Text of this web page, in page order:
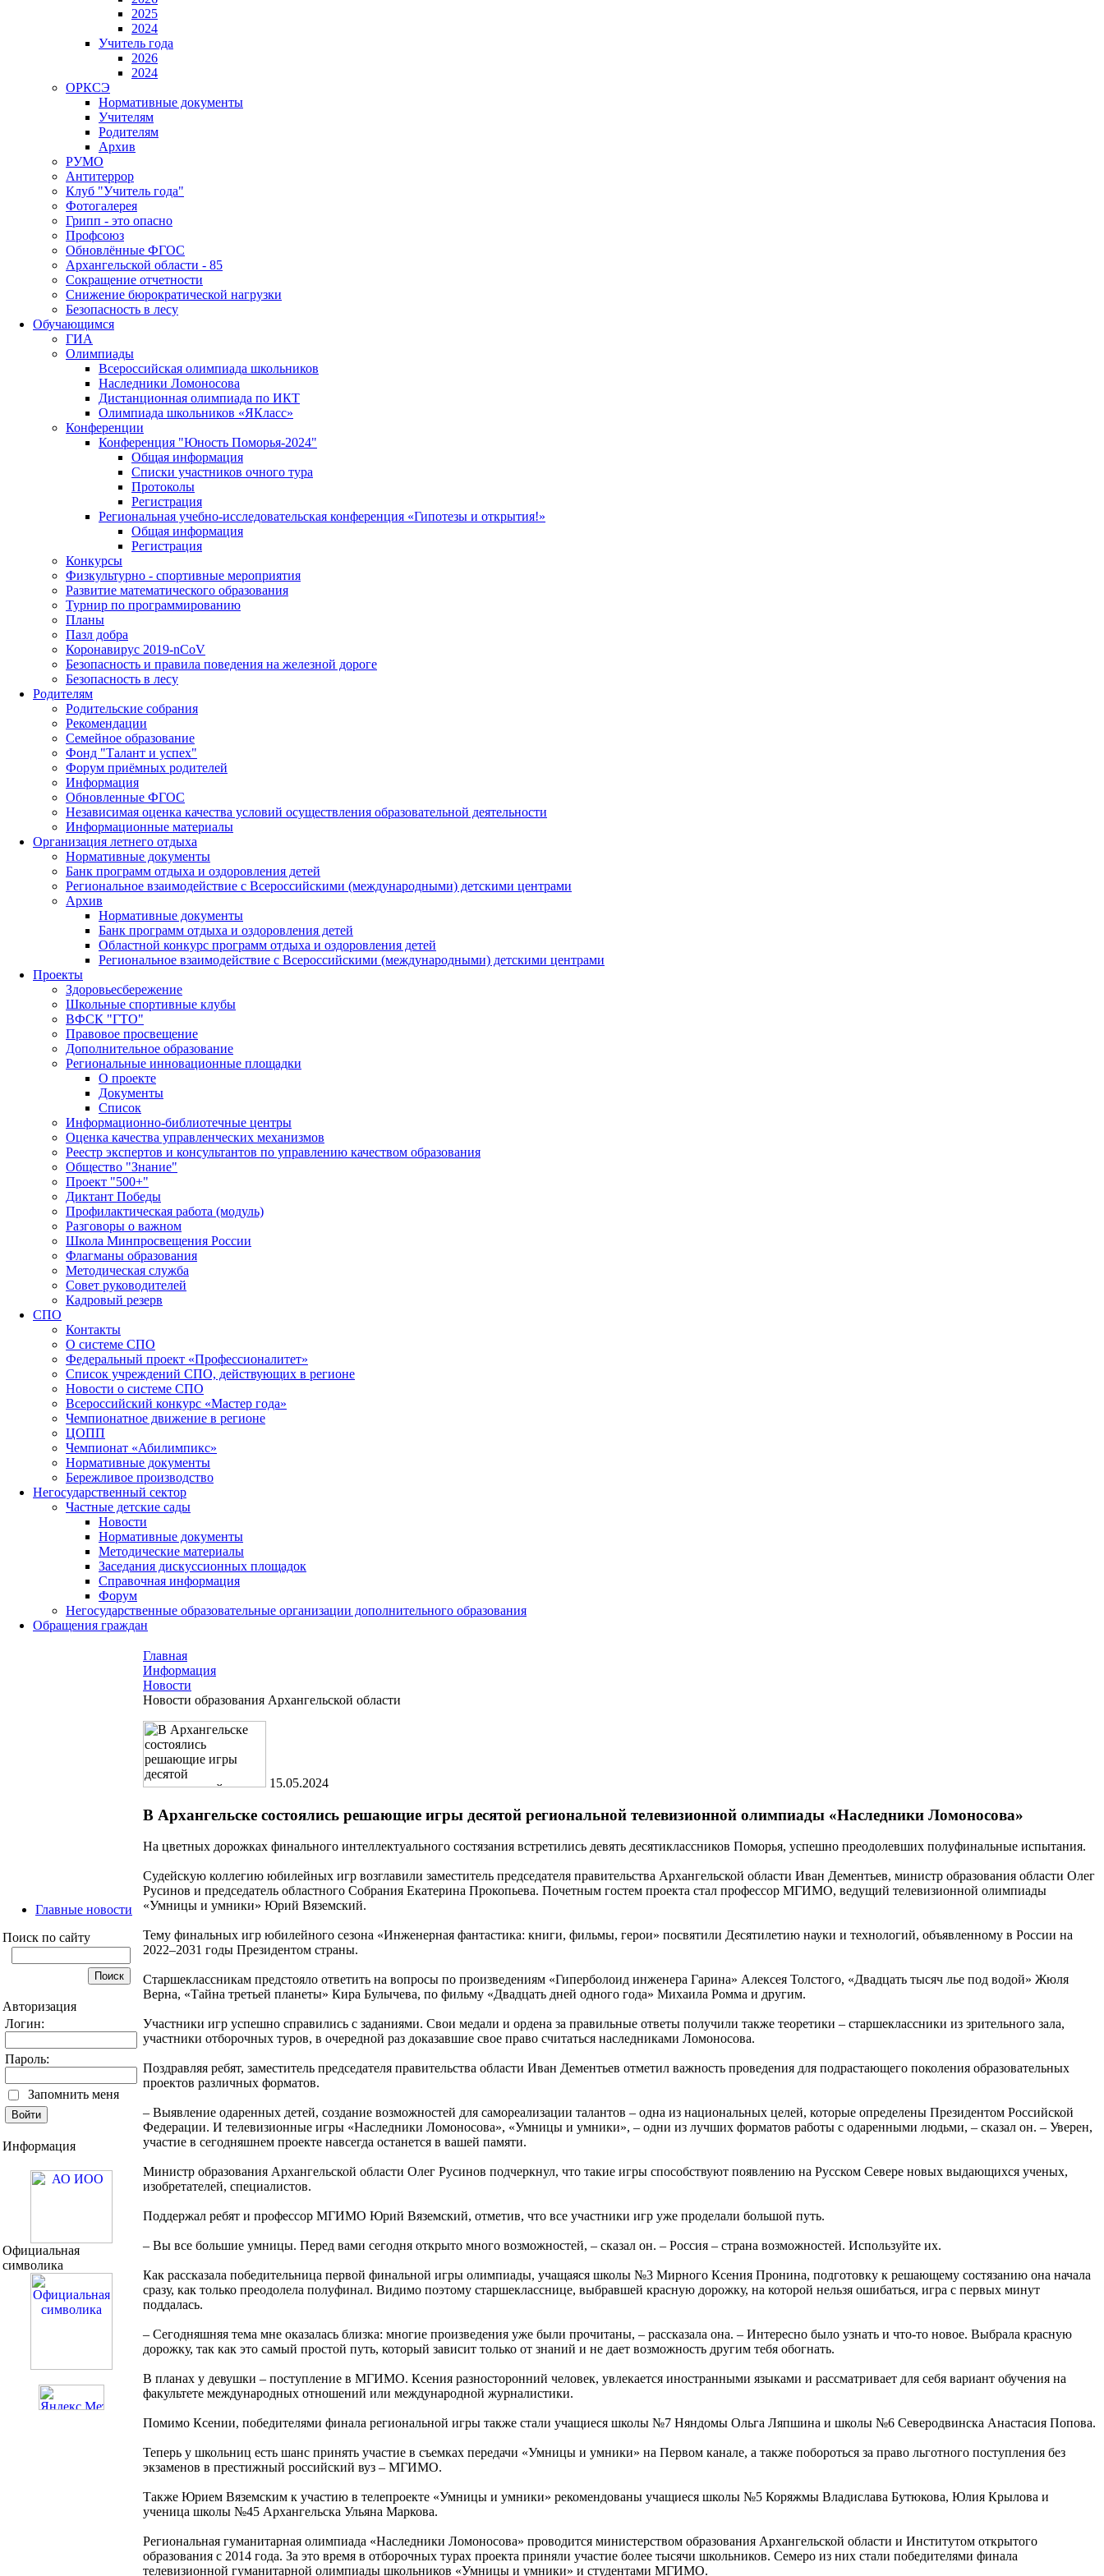
2025
2024
Учитель года
2026
2024
ОРКСЭ
Нормативные документы
Учителям
Родителям
Архив
РУМО
Антитеррор
Клуб "Учитель года"
Фотогалерея
Грипп - это опасно
Профсоюз
Обновлённые ФГОС
Архангельской области - 85
Сокращение отчетности
Снижение бюрократической нагрузки
Безопасность в лесу
Обучающимся
ГИА
Олимпиады
Всероссийская олимпиада школьников
Наследники Ломоносова
Дистанционная олимпиада по ИКТ
Олимпиада школьников «ЯКласс»
Конференции
Конференция "Юность Поморья-2024"
Общая информация
Списки участников очного тура
Протоколы
Регистрация
Региональная учебно-исследовательская конференция «Гипотезы и открытия!»
Общая информация
Регистрация
Конкурсы
Физкультурно - спортивные мероприятия
Развитие математического образования
Турнир по программированию
Планы
Пазл добра
Коронавирус 2019-nCoV
Безопасность и правила поведения на железной дороге
Безопасность в лесу
Родителям
Родительские собрания
Рекомендации
Семейное образование
Фонд "Талант и успех"
Форум приёмных родителей
Информация
Обновленные ФГОС
Независимая оценка качества условий осуществления образовательной деятельности
Информационные материалы
Организация летнего отдыха
Нормативные документы
Банк программ отдыха и оздоровления детей
Региональное взаимодействие с Всероссийскими (международными) детскими центрами
Архив
Нормативные документы
Банк программ отдыха и оздоровления детей
Областной конкурс программ отдыха и оздоровления детей
Региональное взаимодействие с Всероссийскими (международными) детскими центрами
Проекты
Здоровьесбережение
Школьные спортивные клубы
ВФСК "ГТО"
Правовое просвещение
Дополнительное образование
Региональные инновационные площадки
О проекте
Документы
Список
Информационно-библиотечные центры
Оценка качества управленческих механизмов
Реестр экспертов и консультантов по управлению качеством образования
Общество "Знание"
Проект "500+"
Диктант Победы
Профилактическая работа (модуль)
Разговоры о важном
Школа Минпросвещения России
Флагманы образования
Методическая служба
Совет руководителей
Кадровый резерв
СПО
Контакты
О системе СПО
Федеральный проект «Профессионалитет»
Список учреждений СПО, действующих в регионе
Новости о системе СПО
Всероссийский конкурс «Мастер года»
Чемпионатное движение в регионе
ЦОПП
Чемпионат «Абилимпикс»
Нормативные документы
Бережливое производство
Негосударственный сектор
Частные детские сады
Новости
Нормативные документы
Методические материалы
Заседания дискуссионных площадок
Справочная информация
Форум
Негосударственные образовательные организации дополнительного образования
Обращения граждан
Главные новости
Поиск по сайту
Авторизация
Логин:
Пароль:
Запомнить меня
Информация
Официальная
символика
Главная
Информация
Новости
Новости образования Архангельской области
15.05.2024
В Архангельске состоялись решающие игры десятой региональной телевизионной олимпиады «Наследники Ломоносова»
На цветных дорожках финального интеллектуального состязания встретились девять десятиклассников Поморья, успешно преодолевших полуфинальные испытания.
Судейскую коллегию юбилейных игр возглавили заместитель председателя правительства Архангельской области Иван Дементьев, министр образования области Олег
Русинов и председатель областного Собрания Екатерина Прокопьева. Почетным гостем проекта стал профессор МГИМО, ведущий телевизионной олимпиады
«Умницы и умники» Юрий Вяземский.
Тему финальных игр юбилейного сезона «Инженерная фантастика: книги, фильмы, герои» посвятили Десятилетию науки и технологий, объявленному в России на
2022–2031 годы Президентом страны.
Старшеклассникам предстояло ответить на вопросы по произведениям «Гиперболоид инженера Гарина» Алексея Толстого, «Двадцать тысяч лье под водой» Жюля
Верна, «Тайна третьей планеты» Кира Булычева, по фильму «Двадцать дней одного года» Михаила Ромма и другим.
Участники игр успешно справились с заданиями. Свои медали и ордена за правильные ответы получили также теоретики – старшеклассники из зрительного зала,
участники отборочных туров, в очередной раз доказавшие свое право считаться наследниками Ломоносова.
Поздравляя ребят, заместитель председателя правительства области Иван Дементьев отметил важность проведения для подрастающего поколения образовательных
проектов различных форматов.
– Выявление одаренных детей, создание возможностей для самореализации талантов – одна из национальных целей, которые определены Президентом Российской
Федерации. И телевизионные игры «Наследники Ломоносова», «Умницы и умники», – одни из лучших форматов работы с одаренными людьми, – сказал он. – Уверен,
участие в сегодняшнем проекте навсегда останется в вашей памяти.
Министр образования Архангельской области Олег Русинов подчеркнул, что такие игры способствуют появлению на Русском Севере новых выдающихся ученых,
изобретателей, специалистов.
Поддержал ребят и профессор МГИМО Юрий Вяземский, отметив, что все участники игр уже проделали большой путь.
– Вы все большие умницы. Перед вами сегодня открыто много возможностей, – сказал он. – Россия – страна возможностей. Используйте их.
Как рассказала победительница первой финальной игры олимпиады, учащаяся школы №3 Мирного Ксения Пронина, подготовку к решающему состязанию она начала
сразу, как только преодолела полуфинал. Видимо поэтому старшекласснице, выбравшей красную дорожку, на которой нельзя ошибаться, игра с первых минут
поддалась.
– Сегодняшняя тема мне оказалась близка: многие произведения уже были прочитаны, – рассказала она. – Интересно было узнать и что-то новое. Выбрала красную
дорожку, так как это самый простой путь, который зависит только от знаний и не дает возможность другим тебя обогнать.
В планах у девушки – поступление в МГИМО. Ксения разносторонний человек, увлекается иностранными языками и рассматривает для себя вариант обучения на
факультете международных отношений или международной журналистики.
Помимо Ксении, победителями финала региональной игры также стали учащиеся школы №7 Няндомы Ольга Ляпшина и школы №6 Северодвинска Анастасия Попова.
Теперь у школьниц есть шанс принять участие в съемках передачи «Умницы и умники» на Первом канале, а также побороться за право льготного поступления без
экзаменов в престижный российский вуз – МГИМО.
Также Юрием Вяземским к участию в телепроекте «Умницы и умники» рекомендованы учащиеся школы №5 Коряжмы Владислава Бутюкова, Юлия Крылова и
ученица школы №45 Архангельска Ульяна Маркова.
Региональная гуманитарная олимпиада «Наследники Ломоносова» проводится министерством образования Архангельской области и Институтом открытого
образования с 2014 года. За это время в отборочных турах проекта приняли участие более тысячи школьников. Семеро из них стали победителями финала
телевизионной гуманитарной олимпиады школьников «Умницы и умники» и студентами МГИМО.